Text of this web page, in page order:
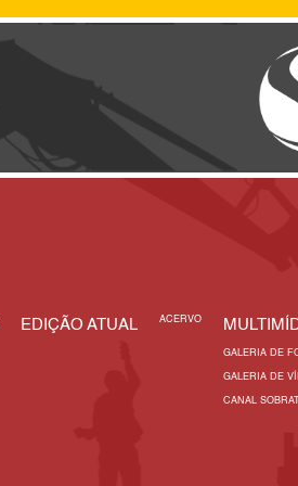
EDIÇÃO ATUAL ACERVO
GALERIA DE
GALERIA DE
CANAL